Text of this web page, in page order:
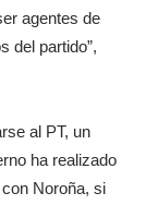
agentes de
del partido”,
al PT, un
ha realizado
Noroña, si